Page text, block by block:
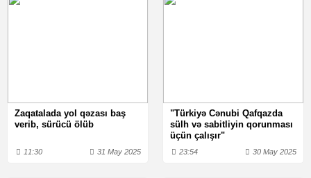
Zaqatalada yol qəzası baş
verib, sürücü ölüb
11:30 31 May 2025
"Türkiyə Cənubi Qafqazda
sülh və sabitliyin qorunması
üçün çalışır"
23:54 30 May 2025